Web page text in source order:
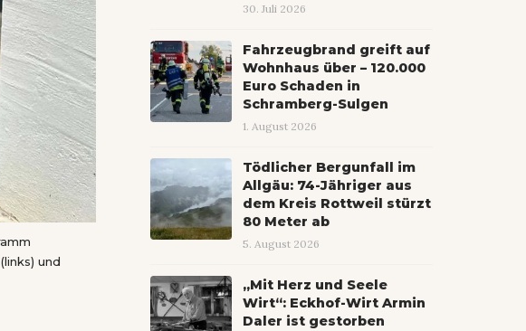
und
30. Juli 2026
Fahrzeugbrand greift auf
Wohnhaus über – 120.000
Euro Schaden in
Schramberg-Sulgen
1. August 2026
Tödlicher Bergunfall im
Allgäu: 74-Jähriger aus
dem Kreis Rottweil stürzt
80 Meter ab
5. August 2026
„Mit Herz und Seele
Wirt“: Eckhof-Wirt Armin
Daler ist gestorben